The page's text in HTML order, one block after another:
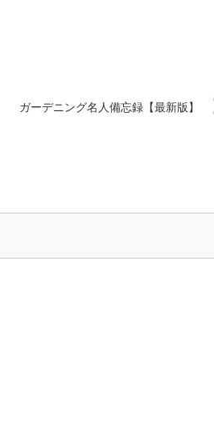
ガーデニング名人備忘録【最新版】